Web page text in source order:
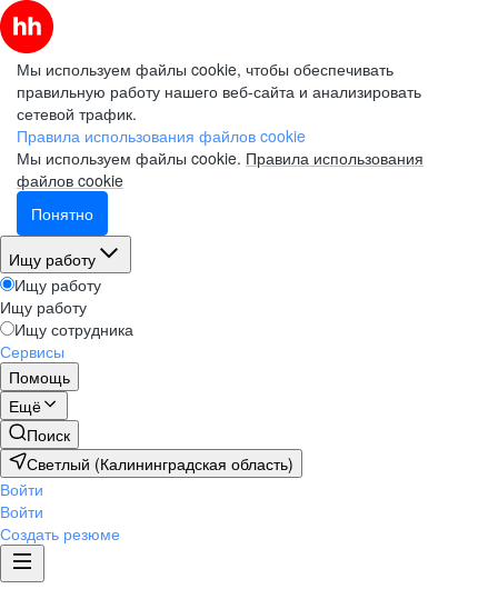
Мы используем файлы cookie, чтобы обеспечивать
правильную работу нашего веб-сайта и анализировать
сетевой трафик.
Правила использования файлов cookie
Мы используем файлы cookie. Правила использования
файлов cookie
Понятно
Ищу работу
Ищу работу
Ищу работу
Ищу сотрудника
Сервисы
Помощь
Ещё
Поиск
Светлый (Калининградская область)
Войти
Войти
Создать резюме